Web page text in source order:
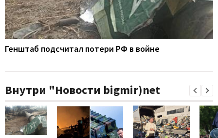
Генштаб подсчитал потери РФ в войне
Внутри "Новости bigmir)net